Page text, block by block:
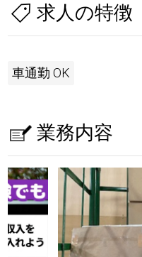
求人の特徴
車通勤 OK
業務内容